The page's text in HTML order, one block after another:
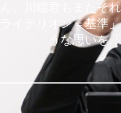
ん、川端君もまたそ
ライテリオン＝基準
うな思いを